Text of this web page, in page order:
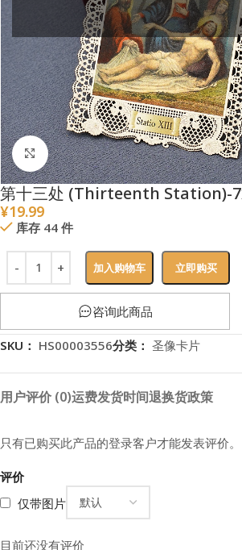
点击放大
第十三处 (Thirteenth Station)-
¥19.99
库存 44 件
加入购物车 立即购买
咨询此商品
SKU： HS00003556分类： 圣像卡片
用户评价 (0)运费发货时间退换货政策
评价
仅带图片
目前还没有评价
只有已购买此产品的登录客户才能发表评价。